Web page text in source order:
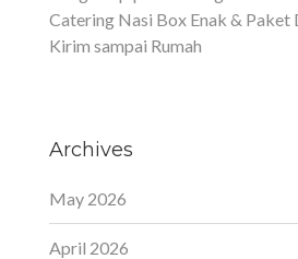
Catering Nasi Box Enak & Paket
Kirim sampai Rumah
Archives
May 2026
April 2026